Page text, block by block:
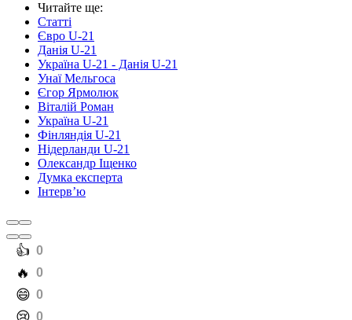
Читайте ще:
Статті
Євро U-21
Данія U-21
Україна U-21 - Данія U-21
Унаї Мельгоса
Єгор Ярмолюк
Віталій Роман
Україна U-21
Фінляндія U-21
Нідерланди U-21
Олександр Іщенко
Думка експерта
Інтерв’ю
️👍 0
️🔥 0
️😄 0
0